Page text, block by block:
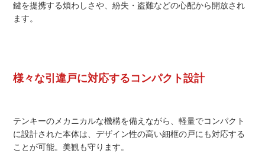
鍵を提携する煩わしさや、紛失・盗難などの心配から開放され
ます。
様々な引違戸に対応するコンパクト設計
テンキーのメカニカルな機構を備えながら、軽量でコンパクト
に設計された本体は、デザイン性の高い細框の戸にも対応する
ことが可能。美観も守ります。